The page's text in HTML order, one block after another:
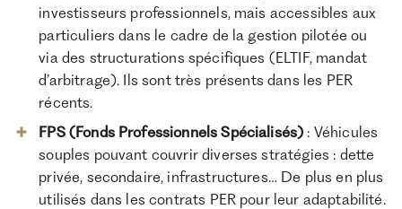
investisseurs professionnels, mais accessibles aux
particuliers dans le cadre de la gestion pilotée ou
via des structurations spécifiques (ELTIF, mandat
d’arbitrage). Ils sont très présents dans les PER
récents.
FPS (Fonds Professionnels Spécialisés) : Véhicules
souples pouvant couvrir diverses stratégies : dette
privée, secondaire, infrastructures… De plus en plus
utilisés dans les contrats PER pour leur adaptabilité.